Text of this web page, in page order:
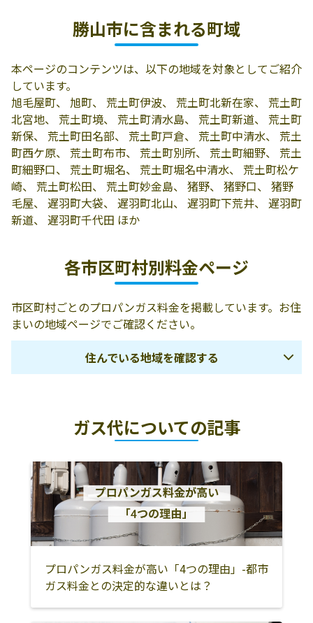
3-11
物住設
沢町1丁目5-18
有限会社鷲田金
物住設／本町店
911-0806 勝山市
本町2-5-8
0779-88-2263
有限会社林商店
519-2424 勝山市
郡町1丁目2-45
0779-88-3183
有限会社豊林
勝山市旭町2丁目
6-1
0779-88-0612
木村屋商店
勝山市本町3丁目
0779-88-0177
木下商店
勝山市北郷町伊
知地55-24
日通プロパン勝
勝山市北市7-8-1 0779-88-0782
沢町1丁目6-25
境井米穀燃料店
勝山市栄町4丁目
2-48
0779-88-0663
吉田屋本店
勝山市芳野町1丁
目5-38
0779-88-0758
ふどんどや米穀
勝山市本町4丁目
1-14
0779-88-0445
フジタ住設
勝山市立川町2丁
目2-11-5
勝山市に含まれる町域
本ページのコンテンツは、以下の地域を対象としてご紹介
しています。
旭毛屋町、 旭町、 荒土町伊波、 荒土町北新在家、 荒土町
北宮地、 荒土町境、 荒土町清水島、 荒土町新道、 荒土町
新保、 荒土町田名部、 荒土町戸倉、 荒土町中清水、 荒土
町西ケ原、 荒土町布市、 荒土町別所、 荒土町細野、 荒土
町細野口、 荒土町堀名、 荒土町堀名中清水、 荒土町松ケ
崎、 荒土町松田、 荒土町妙金島、 猪野、 猪野口、 猪野
毛屋、 遅羽町大袋、 遅羽町北山、 遅羽町下荒井、 遅羽町
新道、 遅羽町千代田 ほか
各市区町村別料金ページ
市区町村ごとのプロパンガス料金を掲載しています。お住
まいの地域ページでご確認ください。
住んでいる地域を確認する
あわら市
坂井市
南条郡南越前町
丹生郡越前町
敦賀市
小浜市
三方郡美浜町
三方上中郡若狭
ガス代についての記事
プロパンガス料金が高い「4つの理由」-都市
ガス料金との決定的な違いとは？